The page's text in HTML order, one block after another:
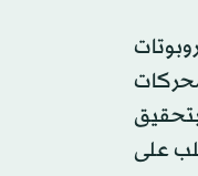
على المشي أو الحركة فقط باستخدام العجلات، تم تصميمه للتحليق في السماء. كما جُهز بـ4 محركات
على